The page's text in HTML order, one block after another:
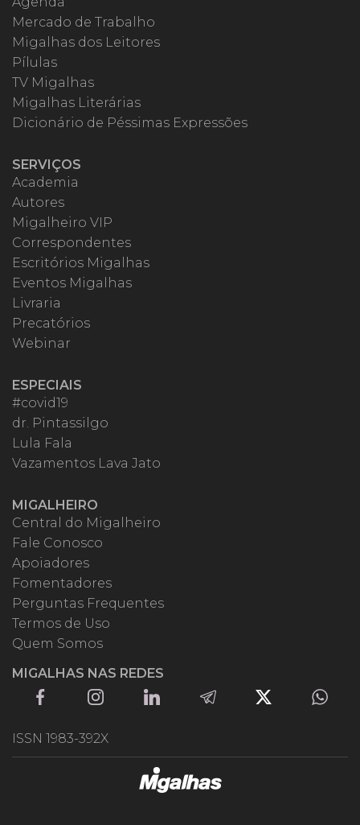
Mercado de Trabalho
Migalhas dos Leitores
Pílulas
TV Migalhas
Migalhas Literárias
Dicionário de Péssimas Expressões
SERVIÇOS
Academia
Autores
Migalheiro VIP
Correspondentes
Escritórios Migalhas
Eventos Migalhas
Livraria
Precatórios
Webinar
ESPECIAIS
#covid19
dr. Pintassilgo
Lula Fala
Vazamentos Lava Jato
MIGALHEIRO
Central do Migalheiro
Fale Conosco
Apoiadores
Fomentadores
Perguntas Frequentes
Termos de Uso
Quem Somos
MIGALHAS NAS REDES
ISSN 1983-392X